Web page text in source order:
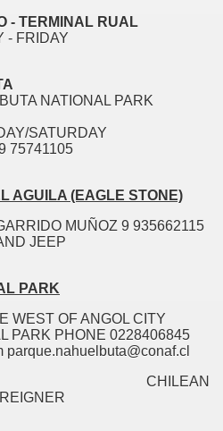
- TERMINAL RUAL
- FRIDAY
NATIONAL PARK
SATURDAY
75741105
AGUILA (EAGLE STONE)
MUÑOZ 9 935662115
JEEP
PARK
WEST OF ANGOL CITY
PARK PHONE 0228406845